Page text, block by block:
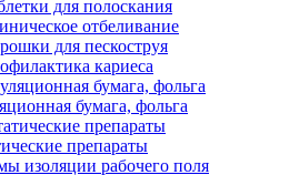
для полоскания
отбеливание
для пескоструя
кариеса
бумага, фольга
препараты